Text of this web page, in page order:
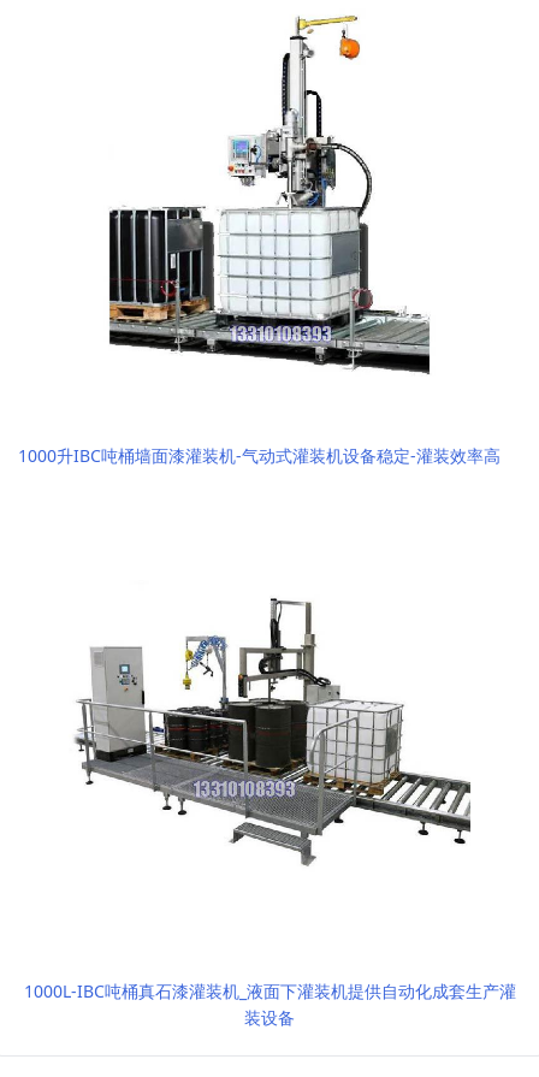
1000升IBC吨桶墙面漆灌装机-气动式灌装机设备稳定-灌装效率高
1000L-IBC吨桶真石漆灌装机_液面下灌装机提供自动化成套生产灌
装设备